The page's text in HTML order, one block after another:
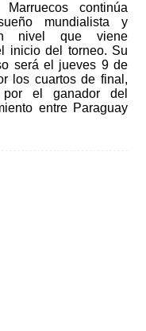
continúa
mundialista y
nivel que viene
inicio del torneo. Su
será el jueves 9 de
los cuartos de final,
por el ganador del
entre Paraguay